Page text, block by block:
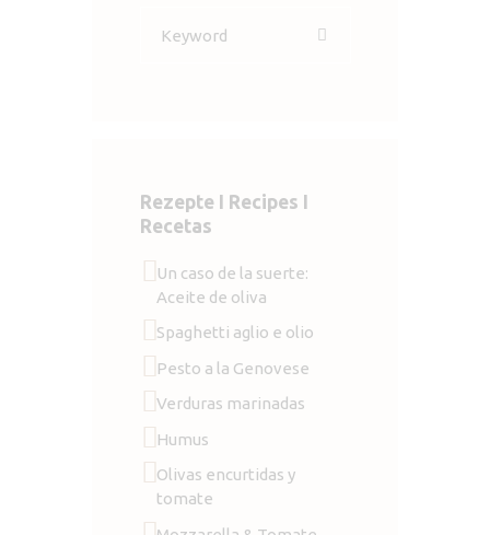
Rezepte I Recipes I
Recetas
Un caso de la suerte:
Aceite de oliva
Spaghetti aglio e olio
Pesto a la Genovese
Verduras marinadas
Humus
Olivas encurtidas y
tomate